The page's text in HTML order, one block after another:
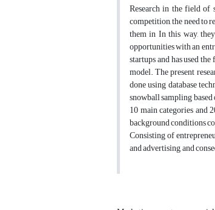
Research in the field of
competition, the need to
them in In this way,
opportunities with an
startups and has used
model. The present
done using database
snowball sampling
10 main categories and
background conditions
Consisting of
and advertising, and